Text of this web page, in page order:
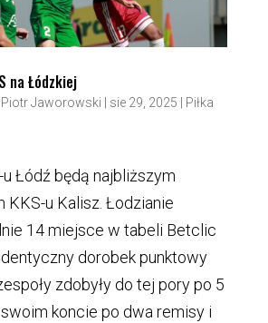
na Łódzkiej
Piotr Jaworowski sie 29, 2025
Piłka
Łódź będą najbliższym
KKS-u Kalisz. Łodzianie
14 miejsce w tabeli Betclic
dorobek punktowy
zdobyły do tej pory po 5
koncie po dwa remisy i